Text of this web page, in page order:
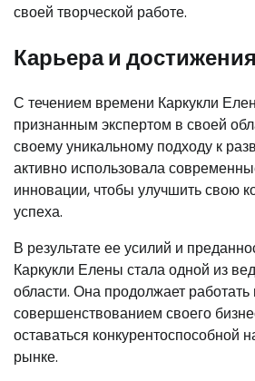
своей творческой работе.
Карьера и достижения
С течением времени Каркукли
признанным экспертом в своей
своему уникальному подходу к
активно использовала
инновации, чтобы улучшить свою
успеха.
В результате ее усилий и
Каркукли Елены стала одной из
области. Она продолжает
совершенствованием своего
оставаться конкурентоспособной
рынке.